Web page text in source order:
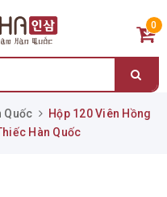
0
Quốc
Hộp 120 Viên Hồng
Hàn Quốc